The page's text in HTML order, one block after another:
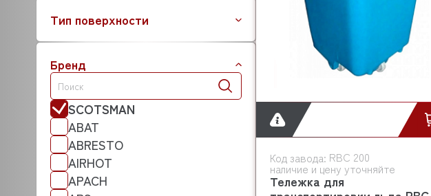
Тип поверхности
Бренд
SCOTSMAN
ABAT
ABRESTO
AIRHOT
APACH
Код завода: RBC 200
наличие и цену уточняйте
Тележка для